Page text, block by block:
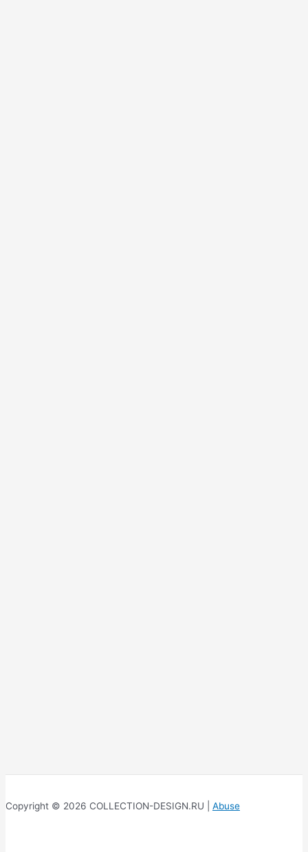
Copyright © 2026 COLLECTION-DESIGN.RU | Abuse